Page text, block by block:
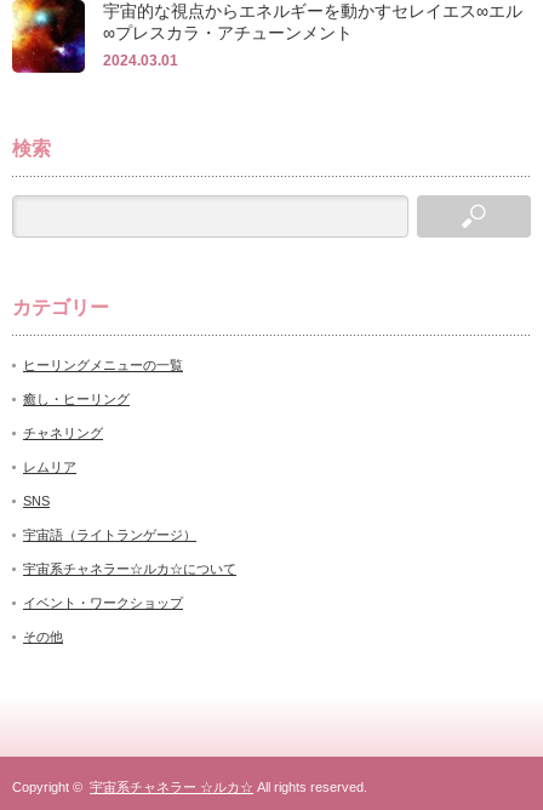
宇宙的な視点からエネルギーを動かすセレイエス∞エル
∞プレスカラ・アチューンメント
2024.03.01
検索
カテゴリー
ヒーリングメニューの一覧
癒し・ヒーリング
チャネリング
レムリア
SNS
宇宙語（ライトランゲージ）
宇宙系チャネラー☆ルカ☆について
イベント・ワークショップ
その他
Copyright © 宇宙系チャネラー ☆ルカ☆ All rights reserved.